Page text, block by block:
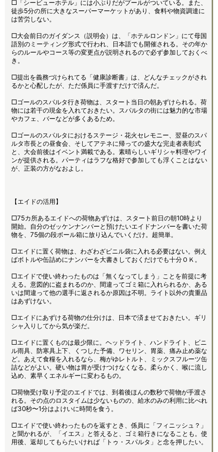
□「シービューホテル」には小ぶりだがプールがついている。また、
徒歩5分の所に大きなスーパーマーケットがあり、食料や物資調達に
は苦労しない。
□大会前日のガイダンス（説明会）は、「ホテルロンドン」にて母国
語別のミーティング形式で行われ、日本語でも開催される。その年か
らのルールやコース等の変更点が説明されるので必ず参加しておくべ
き。
□提出を義務づけられてる「健康診断書」は、どんなチェックがされ
るかと心配したが、ただ係員に手渡すだけで済んだ。
□ゴールのスパルタ行き荷物は、スタート当日の朝あずけられる。荷
物には若干の現金を入れておきたい。スパルタの街には魅力的な市場
やカフェ、バーなどが多くあるため。
□ゴールのスパルタにおけるステージ・花火セレモニー、翌昼のスパ
ルタ市長との昼食会、そしてアテネに帰っての盛大な完走者表彰式
と、大会前後はイベント満載である。素晴らしいギリシャ料理やワイ
ンが提供される。パーティはラフな格好で参加しても浮くことはない
が、正装の方がなおよし。
【エイドの活用】
□75カ所あるエイドへの荷物あずけは、スタート前日の朝10時より
開始。自分のゼッケンナンバーと預けたいエイドナンバーを書いた荷
物を、75個の段ボール箱に放り込んでいくだけ。超簡単。
□エイドに置く荷物は、わざわざビニル袋に入れる必要はない。例え
ばボトルや缶詰めにナンバーを大書きしておくだけでも十分ＯＫ。
□エイドで使い終わったものは「無くなってしまう」ことを前提に考
える。意図的に盗まれるのか、間違ってゴミ箱に入れられるか、ある
いは間違って他の選手に返されるか原因は不明。ライト以外の貴重品
はあずけない。
□エイドにあずける荷物の仕分けは、日本で済ませておきたい。ギリ
シャ入りしてから気が楽だ。
□エイドに置くものは最少限に。ヘッドライト、ハンドライト、ビニ
ル雨具、防寒具上下、くつした予備、ワセリン、胃薬、痛み止め薬な
ど。あえて食糧を入れるなら、梅がゆレトルト、ミックスフルーツ缶
詰などがよい。硬い物は胃が受けつけなくなる。柔らかく、喉に流し
込め、素早くエネルギーに変わるもの。
□荷物受け取り予定のエイドでは、到着後ほんの数秒で荷物が手渡さ
れる。その点のロスタイムは少ないものの、給水のみの利用に比べれ
ば30秒〜1分はよけいに時間を食う。
□エイドで使い終わったものを返すとき、係員に「フィニッシュ？」
と聞かれるが、「イエス」と答えると、ゴミ箱行きになることも。使
用後、返却してもらたいければ「トゥ・スパルタ」と念を押したい。